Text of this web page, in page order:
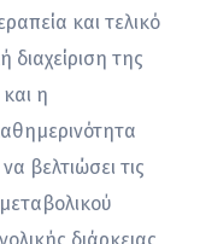
και τελικό
της
η
βελτιώσει τις